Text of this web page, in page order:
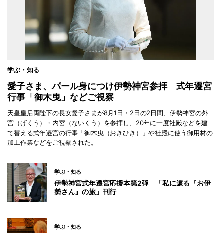
学ぶ・知る
愛子さま、パール身につけ伊勢神宮参拝 式年遷宮
行事「御木曳」などご視察
天皇皇后両陛下の長女愛子さまが8月1日・2日の2日間、伊勢神宮の外
宮（げくう）・内宮（ないくう）を参拝し、20年に一度社殿などを建
て替える式年遷宮の行事「御木曳（おきひき）」や社殿に使う御用材の
加工作業などをご視察された。
学ぶ・知る
伊勢神宮式年遷宮応援本第2弾 「私に還る『お伊
勢さん』の旅」刊行
学ぶ・知る